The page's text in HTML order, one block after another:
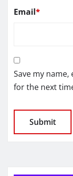
Email*
Save my
for the next